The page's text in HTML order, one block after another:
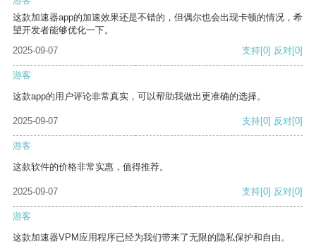
这款加速器app的加速效果还是不错的，但偶尔也会出现卡顿的情况，希
望开发者能够优化一下。
2025-09-07
支持[0] 反对[0]
游客
这款app的用户评论非常真实，可以帮助我做出更准确的选择。
2025-09-07 支持[0] 反对[0]
游客
这款软件的价格非常实惠，值得推荐。
2025-09-07 支持[0] 反对[0]
游客
这款加速器VPM应用程序已经为我们带来了无限的隐私保护和自由。